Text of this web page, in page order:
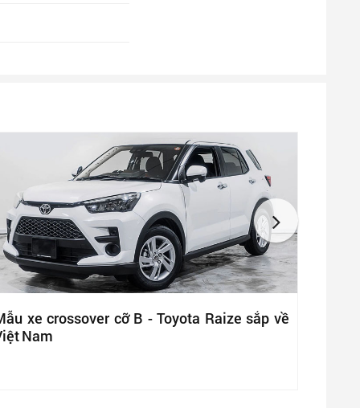
xe crossover cỡ B - Toyota Raize sắp về
Nam